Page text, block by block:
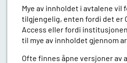
Mye av innholdet i avtalene
tilgjengelig, enten fordi det er
Access eller fordi
til mye av innholdet gjennom
Ofte finnes åpne versjoner av